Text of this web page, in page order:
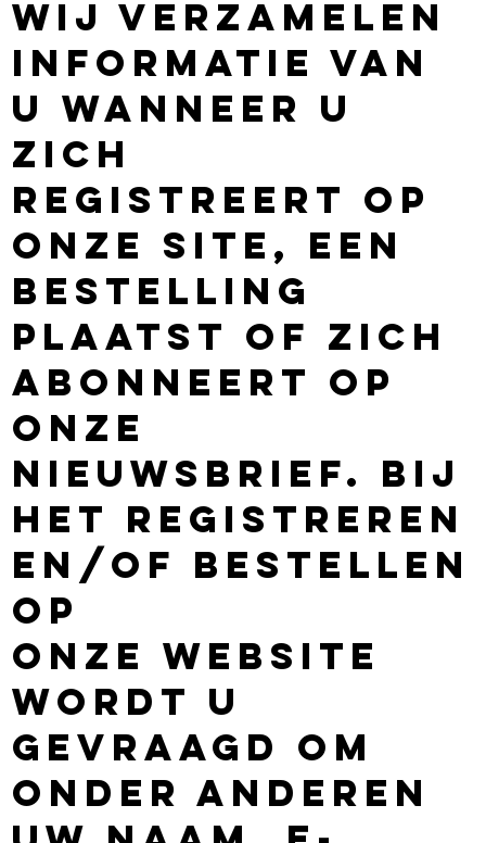
Wij verzamelen
informatie van
u wanneer u
zich
registreert op
onze site, een
bestelling
plaatst of zich
abonneert op
onze
nieuwsbrief. Bij
het registreren
en/of bestellen
op
onze website
wordt u
gevraagd om
onder anderen